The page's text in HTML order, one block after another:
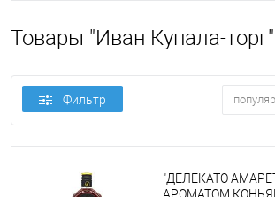
Товары "Иван Купала-торг"
Фильтр
"ДЕЛЕКАТО